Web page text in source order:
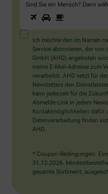
Sind Sie ein Mensch? Dann
Sind
Sie
ein
Mensch?
Dann
wählen
Sie
bitte
das
Auto.
1 2
Ich möchte den im Namen
Service abonnieren, der von
GmbH (AHD) angeboten
meine E-Mail-Adresse zum
verarbeitet. AHD setzt für
Newsletters den
kann jederzeit für die
Abmelde-Link in jedem
Kontaktmöglichkeiten dafür
Datenverarbeitung finden
AHD.
* Coupon-Bedingungen:
31.12.2026.
gesamte Sortiment,